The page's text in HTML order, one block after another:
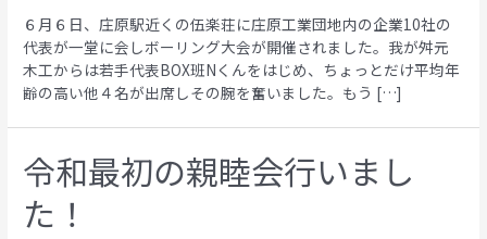
６月６日、庄原駅近くの伍楽荘に庄原工業団地内の企業10社の
代表が一堂に会しボーリング大会が開催されました。我が舛元
木工からは若手代表BOX班Nくんをはじめ、ちょっとだけ平均年
齢の高い他４名が出席しその腕を奮いました。もう […]
令和最初の親睦会行いまし
た！